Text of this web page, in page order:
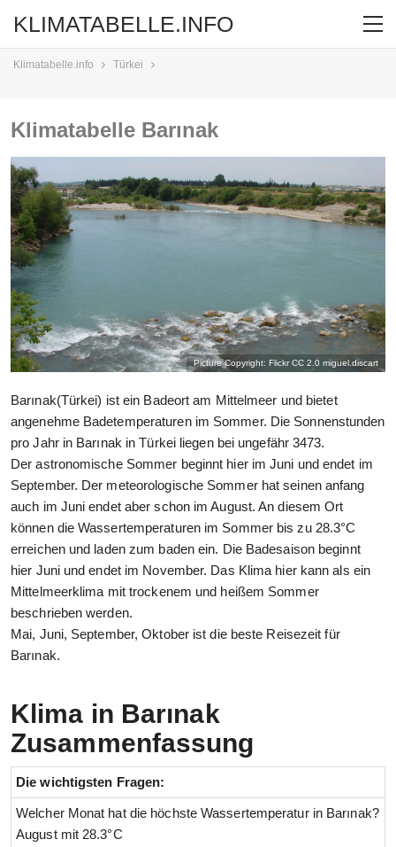
KLIMATABELLE.INFO
Klimatabelle.info Türkei
Klimatabelle Barınak
Picture Copyright: Flickr CC 2.0 miguel.discart
Barınak(Türkei) ist ein Badeort am Mittelmeer und bietet
angenehme Badetemperaturen im Sommer. Die Sonnenstunden
pro Jahr in Barınak in Türkei liegen bei ungefähr 3473.
Der astronomische Sommer beginnt hier im Juni und endet im
September. Der meteorologische Sommer hat seinen anfang
auch im Juni endet aber schon im August. An diesem Ort
können die Wassertemperaturen im Sommer bis zu 28.3°C
erreichen und laden zum baden ein. Die Badesaison beginnt
hier Juni und endet im November. Das Klima hier kann als ein
Mittelmeerklima mit trockenem und heißem Sommer
beschrieben werden.
Mai, Juni, September, Oktober ist die beste Reisezeit für
Barınak.
Klima in Barınak
Zusammenfassung
Die wichtigsten Fragen:
Welcher Monat hat die höchste Wassertemperatur in Barınak?
August mit 28.3°C